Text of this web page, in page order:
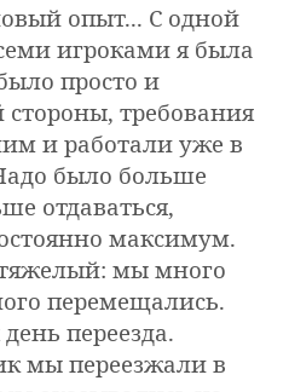
опыт... С одной
игроками я была
просто и
требования
и работали уже в
было больше
отдаваться,
максимум.
мы много
перемещались.
переезда.
мы переезжали в